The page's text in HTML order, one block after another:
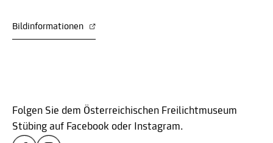
Bildinformationen
Folgen Sie dem Österreichischen Freilichtmuseum
Stübing auf Facebook oder Instagram.